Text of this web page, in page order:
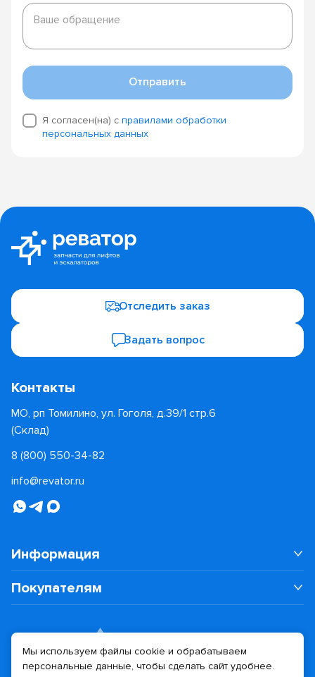
Ваше
обращение
Ваше обращение
Отправить
Я согласен(на) с правилами обработки
персональных данных
Отследить заказ
Задать вопрос
Контакты
МО, рп Томилино, ул. Гоголя, д.39/1 стр.6
(Склад)
8 (800) 550-34-82
info@revator.ru
Информация
Покупателям
Дизайн сайта Разработка сайта
Мы используем файлы cookie и обрабатываем
персональные данные, чтобы сделать сайт удобнее.